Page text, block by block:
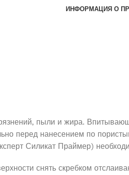
ИНФОРМАЦИЯ О
пыли и жира.
перед нанесением по
Силикат Праймер)
снять скребком